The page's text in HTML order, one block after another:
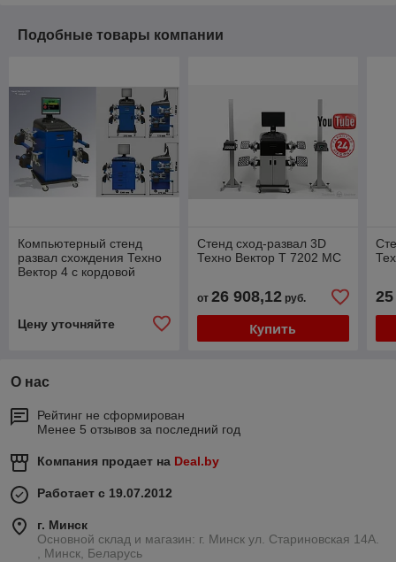
Подобные товары компании
Компьютерный стенд
развал схождения Техно
Вектор 4 с кордовой
Цену уточняйте
Стенд сход-развал 3D
Техно Вектор T 7202 MC
от 26 908,12руб.
Купить
О нас
Рейтинг не сформирован
Менее 5 отзывов за последний год
Компания продает на Deal.by
Работает с 19.07.2012
г. Минск
Основной склад и магазин: г. Минск ул. Стариновская 14А.
, Минск, Беларусь